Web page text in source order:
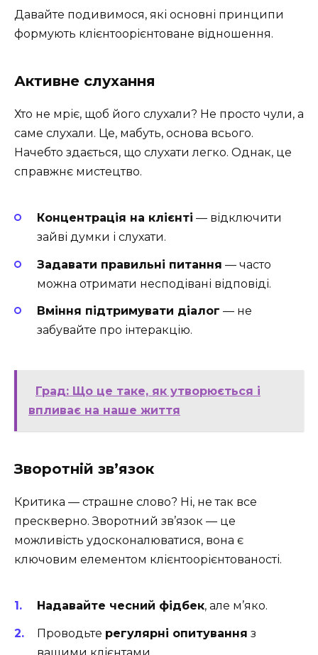
Давайте подивимося, які основні принципи
формують клієнтоорієнтоване відношення.
Активне слухання
Хто не мріє, щоб його слухали? Не просто чули, а
саме слухали. Це, мабуть, основа всього.
Начебто здається, що слухати легко. Однак, це
справжнє мистецтво.
Концентрація на клієнті — відключити
зайві думки і слухати.
Задавати правильні питання — часто
можна отримати несподівані відповіді.
Вміння підтримувати діалог — не
забувайте про інтеракцію.
Град: Що це таке, як утворюється і
впливає на наше життя
Зворотній зв’язок
Критика — страшне слово? Ні, не так все
прескверно. Зворотний зв’язок — це
можливість удосконалюватися, вона є
ключовим елементом клієнтоорієнтованості.
Надавайте чесний фідбек, але м’яко.
Проводьте регулярні опитування з
вашими клієнтами.